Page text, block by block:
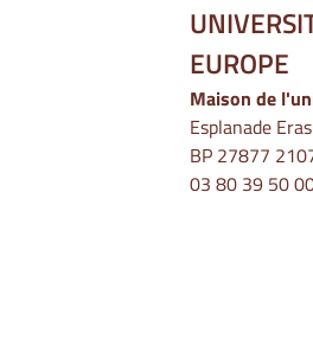
EUROPE
Maison de
Esplanade
BP 27877
03 80 39 50